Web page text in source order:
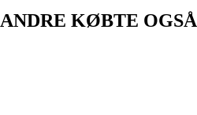
ANDRE KØBTE OGSÅ